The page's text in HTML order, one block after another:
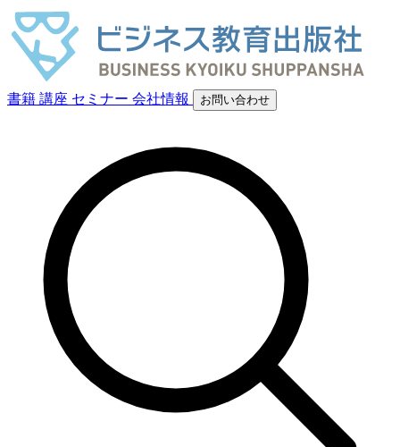
書籍 講座 セミナー 会社情報 お問い合わせ